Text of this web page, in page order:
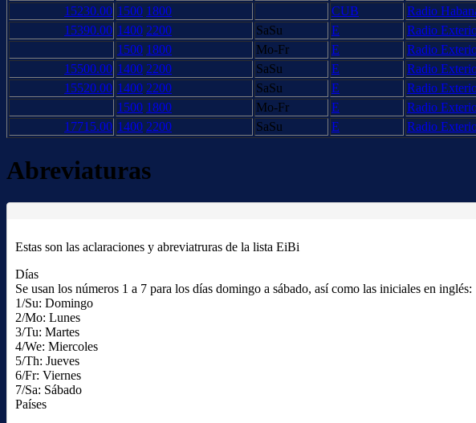
15230.00 1500 1800 CUB Radio
15390.00 1400 2200 SaSu E Radio
1500 1800 Mo-Fr E Radio
15500.00 1400 2200 SaSu E Radio
15520.00 1400 2200 SaSu E Radio
1500 1800 Mo-Fr E Radio
17715.00 1400 2200 SaSu E Radio
Abreviaturas
Estas son las aclaraciones y abreviatruras de la lista EiBi
Días
Se usan los números 1 a 7 para los días domingo a sábado, así como las iniciales en inglés:
1/Su: Domingo
2/Mo: Lunes
3/Tu: Martes
4/We: Miercoles
5/Th: Jueves
6/Fr: Viernes
7/Sa: Sábado
Países